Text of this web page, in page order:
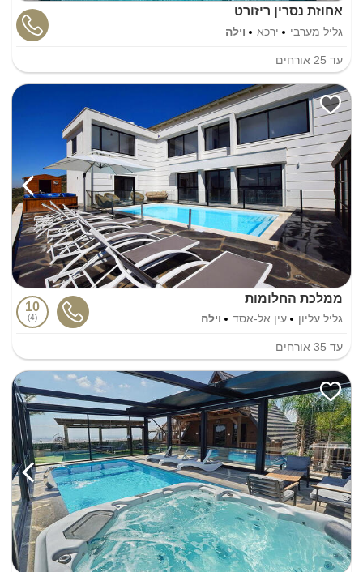
אחוזת נסרין ריזורט
גליל מערבי ירכא וילה
עד 25 אורחים
ממלכת החלומות
גליל עליון עין אל-אסד וילה
10
4
עד 35 אורחים